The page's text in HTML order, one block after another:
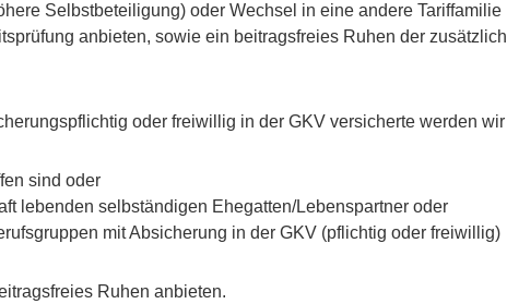
Selbstbeteiligung) oder Wechsel in eine andere Tariffamilie
anbieten, sowie ein beitragsfreies Ruhen der zusätzlich
oder freiwillig in der GKV versicherte werden wir
sind oder
lebenden selbständigen Ehegatten/Lebenspartner oder
mit Absicherung in der GKV (pflichtig oder freiwillig)
Ruhen anbieten.